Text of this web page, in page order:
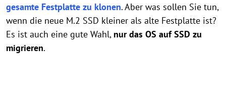
gesamte Festplatte zu klonen. Aber was sollen Sie tun,
wenn die neue M.2 SSD kleiner als alte Festplatte ist?
Es ist auch eine gute Wahl, nur das OS auf SSD zu
migrieren.